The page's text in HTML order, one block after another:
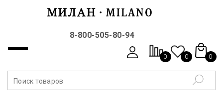
8-800-505-80-94
0 0 0